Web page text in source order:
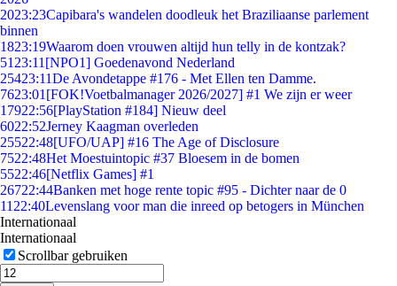
2023:23Capibara's wandelen doodleuk het Braziliaanse parlement
binnen
1823:19Waarom doen vrouwen altijd hun telly in de kontzak?
51 23:11 [NPO1] Goedenavond Nederland
25423:11De Avondetappe #176 - Met Ellen ten Damme.
7623:01 [FOK!Voetbalmanager 2026/2027] #1 We zijn er weer
17922:56[PlayStation #184] Nieuw deel
6022:52Jerney Kaagman overleden
25522:48[UFO/UAP] #16 The Age of Disclosure
7522:48Het Moestuintopic #37 Bloesem in de bomen
5522:46[Netflix Games] #1
26722:44Banken met hoge rente topic #95 - Dichter naar de 0
11 22:40Levenslang voor man die inreed op betogers in München
Internationaal
Internationaal
Scrollbar gebruiken